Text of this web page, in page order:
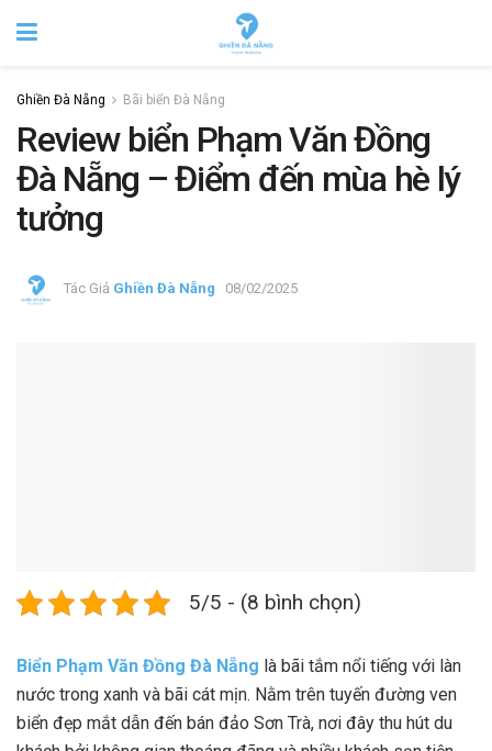
Ghiền Đà Nẵng Bãi biển Đà Nẵng
Review biển Phạm Văn Đồng
Đà Nẵng – Điểm đến mùa hè lý
tưởng
Tác Giả Ghiền Đà Nẵng 08/02/2025
5/5 - (8 bình chọn)
Biển Phạm Văn Đồng Đà Nẵng là bãi tắm nổi tiếng với làn
nước trong xanh và bãi cát mịn. Nằm trên tuyến đường ven
biển đẹp mắt dẫn đến bán đảo Sơn Trà, nơi đây thu hút du